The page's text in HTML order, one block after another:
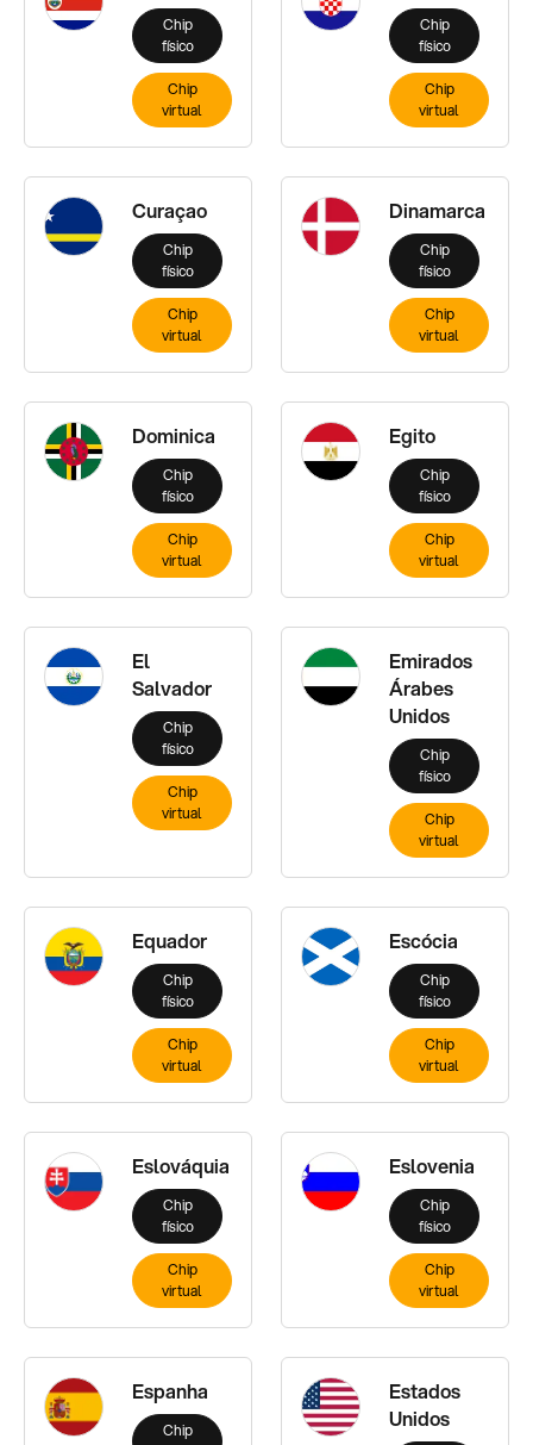
Chip
físico
Chip
virtual
Chip
físico
Chip
virtual
Curaçao
Chip
físico
Chip
virtual
Dinamarca
Chip
físico
Chip
virtual
Dominica
Chip
físico
Chip
virtual
Egito
Chip
físico
Chip
virtual
El
Salvador
Chip
físico
Chip
virtual
Emirados
Árabes
Unidos
Chip
físico
Chip
virtual
Equador
Chip
físico
Chip
virtual
Escócia
Chip
físico
Chip
virtual
Eslováquia
Chip
físico
Chip
virtual
Eslovenia
Chip
físico
Chip
virtual
Espanha
Chip
Estados
Unidos